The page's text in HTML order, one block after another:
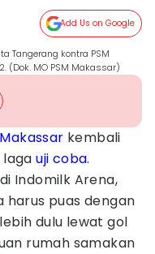
Add Us on Google
Tangerang kontra PSM
(Dok. MO PSM Makassar)
kembali
lagauji coba.
Indomilk Arena,
harus puas dengan
dulu lewat gol
rumah samakan